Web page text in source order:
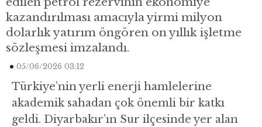
kazandırılması amacıyla yirmi milyon
dolarlık yatırım öngören on yıllık işletme
sözleşmesi imzalandı.
05/06/2026 03:12
Türkiye’nin yerli enerji hamlelerine
akademik sahadan çok önemli bir katkı
geldi. Diyarbakır’ın Sur ilçesinde yer alan